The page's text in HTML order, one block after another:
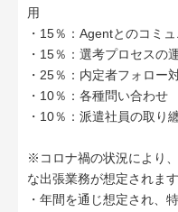
用
・15％：Agentとのコミ
・15％：選考プロセスの
・25％：内定者フォロー
・10％：各種問い合わせ
・10％：派遣社員の取り
※コロナ禍の状況により
な出張業務が想定されます
・年間を通じ想定され、